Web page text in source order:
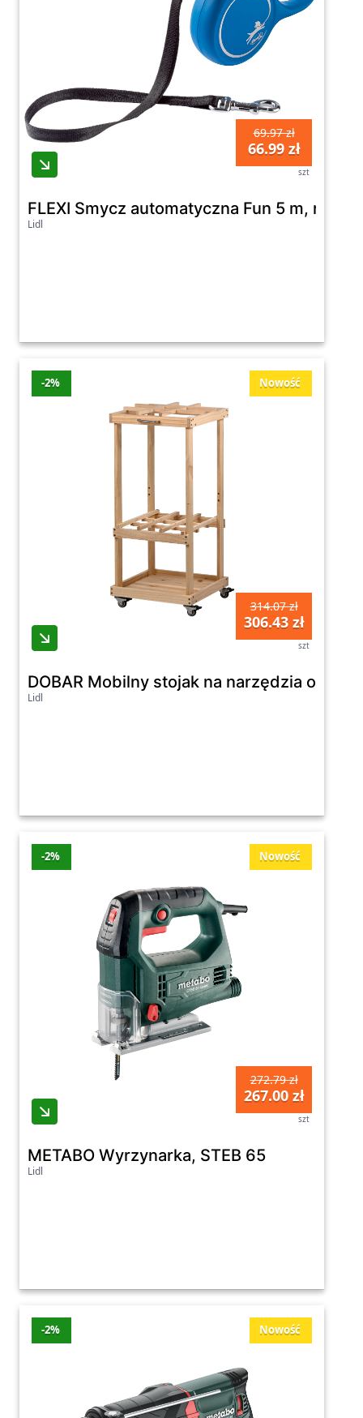
69.97 zł
66.99 zł
szt
FLEXI Smycz automatyczna Fun 5 m,
Lidl
Nowość
-2%
314.07 zł
306.43 zł
szt
DOBAR Mobilny stojak na narzędzia
Lidl
Nowość
-2%
272.79 zł
267.00 zł
szt
METABO Wyrzynarka, STEB 65
Lidl
Nowość
-2%